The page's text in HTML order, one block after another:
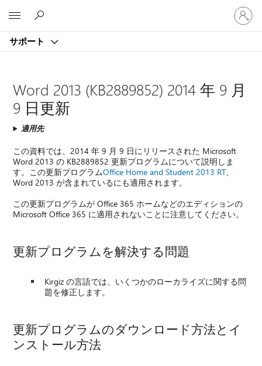
サポート
ア
カ
ウ
サ
イ
る
Word 2013 (KB2889852) 2014 年 9 月
9 日更新
適用先
この資料では、2014 年 9 月 9 日にリリースされた Microsoft
Word 2013 の KB2889852 更新プログラムについて説明しま
す。この更新プログラムOffice Home and Student 2013 RT、
Word 2013 が含まれているにも適用されます。
この更新プログラムが Office 365 ホームなどのエディションの
Microsoft Office 365 に適用されないことに注意してください。
更新プログラムを解決する問題
Kirgiz の言語では、いくつかのローカライズに関する問
題を修正します。
更新プログラムのダウンロード方法とイ
ンストール方法